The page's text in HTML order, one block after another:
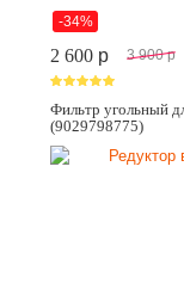
-34%
2 600 p 3 900 p
Фильтр угольный
(9029798775)